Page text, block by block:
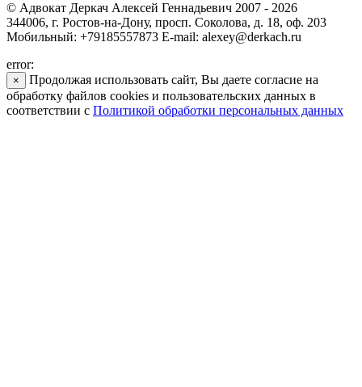
© Адвокат Деркач Алексей Геннадьевич 2007 - 2026
344006, г. Ростов-на-Дону, просп. Соколова, д. 18, оф. 203
Мобильный: +79185557873 E-mail: alexey@derkach.ru
error:
×
Продолжая использовать сайт, Вы даете согласие на
обработку файлов cookies и пользовательских данных в
соответствии с Политикой обработки персональных данных